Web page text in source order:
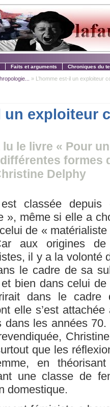
Faits et arguments Chroniques du
» L’homme est-il un exploiteur
un exploiteur
le livre « Pour
formes
Delphy
classée
», même si elle a
de «
aux origines
il y a la volonté
le cadre de sa
bien dans celui
dans le cadre
elle s’est
les années 70.
que les
en théorisant
une classe de
domestique.